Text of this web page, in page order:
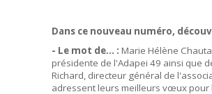
Dans ce nouveau numéro,
- Le mot de... : Marie Hélène
présidente de l'Adapei 49 ainsi que
Richard, directeur général de
adressent leurs meilleurs vœux pour